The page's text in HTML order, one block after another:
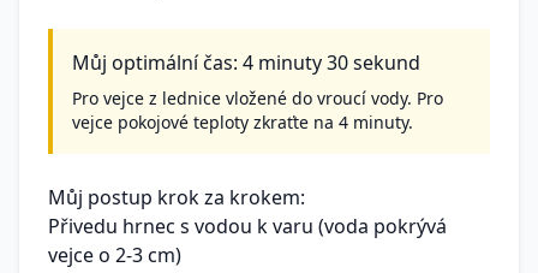
Můj optimální čas: 4 minuty 30 sekund
Pro vejce z lednice vložené do vroucí vody. Pro
vejce pokojové teploty zkraťte na 4 minuty.
Můj postup krok za krokem:
Přivedu hrnec s vodou k varu (voda pokrývá
vejce o 2-3 cm)